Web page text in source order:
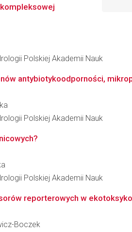
Polskiej Akademii Nauk
antybiotykoodporności,
Polskiej Akademii Nauk
Polskiej Akademii Nauk
reporterowych w
Boczek